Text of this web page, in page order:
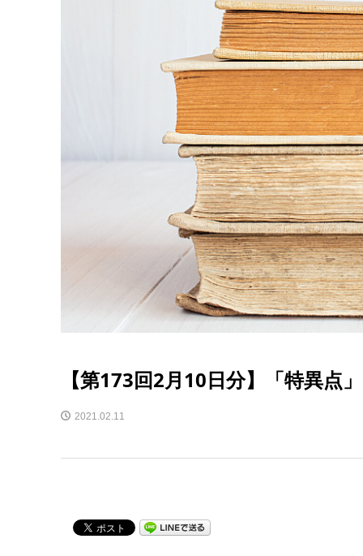
【第173回2月10日分】「特異点
2021.02.11